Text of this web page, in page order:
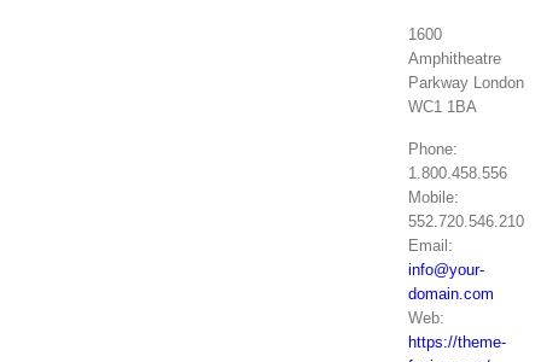
1600
Amphitheatre
Parkway London
WC1 1BA
Phone:
1.800.458.556
Mobile:
552.720.546.210
Email:
info@your-
domain.com
Web:
https://theme-